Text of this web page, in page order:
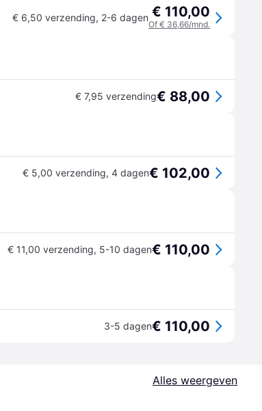
€ 6,50 verzending, 2-6 dagen € 110,00
Of € 36,66/mnd.
€ 7,95 verzending€ 88,00
€ 5,00 verzending, 4 dagen€ 102,00
€ 11,00 verzending, 5-10 dagen€ 110,00
3-5 dagen€ 110,00
Alles weergeven